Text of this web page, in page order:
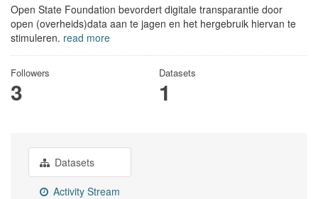
Open State Foundation bevordert digitale transparantie door
open (overheids)data aan te jagen en het hergebruik hiervan te
stimuleren. read more
Followers
3
Datasets
1
Datasets
Activity Stream